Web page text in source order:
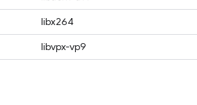
libx264
libvpx-vp9